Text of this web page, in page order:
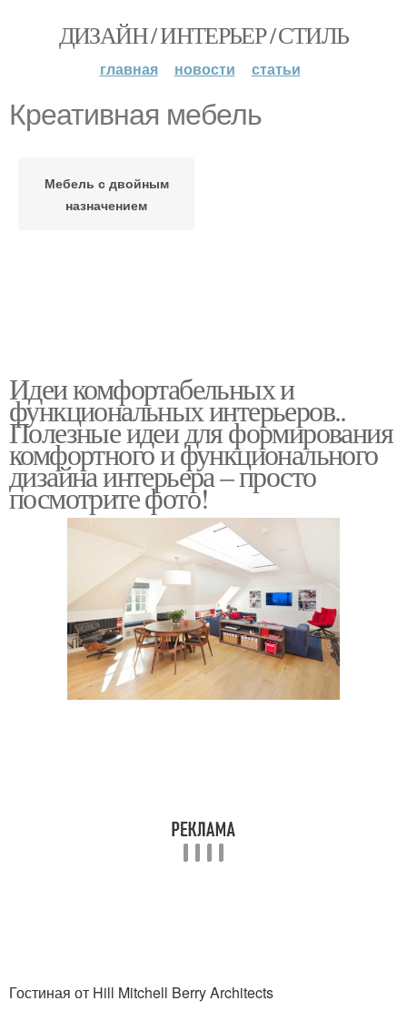
ДИЗАЙН / ИНТЕРЬЕР / СТИЛЬ
главная новости статьи
Креативная мебель
Мебель с двойным
назначением
Идеи комфортабельных и
функциональных интерьеров..
Полезные идеи для формирования
комфортного и функционального
дизайна интерьера – просто
посмотрите фото!
Гостиная от Hill Mitchell Berry Architects